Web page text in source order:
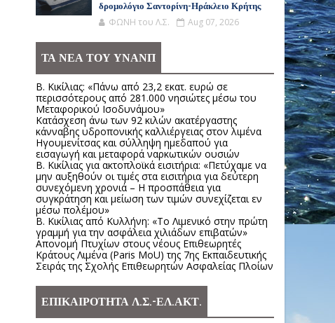
δρομολόγιο Σαντορίνη-Ηράκλειο Κρήτης
ΦΩΝΗ του Λ.Σ. Aug 07, 2026
ΤΑ ΝΕΑ ΤΟΥ ΥΝΑΝΠ
Β. Κικίλιας: «Πάνω από 23,2 εκατ. ευρώ σε
περισσότερους από 281.000 νησιώτες μέσω του
Μεταφορικού Ισοδυνάμου»
Κατάσχεση άνω των 92 κιλών ακατέργαστης
κάνναβης υδροπονικής καλλιέργειας στον λιμένα
Ηγουμενίτσας και σύλληψη ημεδαπού για
εισαγωγή και μεταφορά ναρκωτικών ουσιών
Β. Κικίλιας για ακτοπλοϊκά εισιτήρια: «Πετύχαμε να
μην αυξηθούν οι τιμές στα εισιτήρια για δεύτερη
συνεχόμενη χρονιά – Η προσπάθεια για
συγκράτηση και μείωση των τιμών συνεχίζεται εν
μέσω πολέμου»
Β. Κικίλιας από Κυλλήνη: «Το Λιμενικό στην πρώτη
γραμμή για την ασφάλεια χιλιάδων επιβατών»
Απονομή Πτυχίων στους νέους Επιθεωρητές
Κράτους Λιμένα (Paris MoU) της 7ης Εκπαιδευτικής
Σειράς της Σχολής Επιθεωρητών Ασφαλείας Πλοίων
ΕΠΙΚΑΙΡΟΤΗΤΑ Λ.Σ.-ΕΛ.ΑΚΤ.